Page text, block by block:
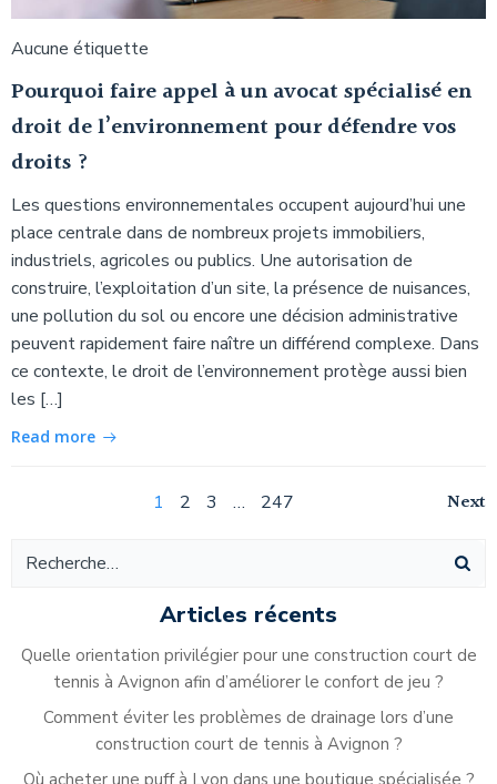
Aucune étiquette
Pourquoi faire appel à un avocat spécialisé en
droit de l’environnement pour défendre vos
droits ?
Les questions environnementales occupent aujourd’hui une
place centrale dans de nombreux projets immobiliers,
industriels, agricoles ou publics. Une autorisation de
construire, l’exploitation d’un site, la présence de nuisances,
une pollution du sol ou encore une décision administrative
peuvent rapidement faire naître un différend complexe. Dans
ce contexte, le droit de l’environnement protège aussi bien
les […]
Read more
Navigation
des
articles
Navigation
des
articles
Page
1 Page
2 Page
3 … Page
247 Next
Articles récents
Quelle orientation privilégier pour une construction court de
tennis à Avignon afin d’améliorer le confort de jeu ?
Comment éviter les problèmes de drainage lors d’une
construction court de tennis à Avignon ?
Où acheter une puff à Lyon dans une boutique spécialisée ?